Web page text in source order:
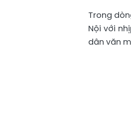
Trong
Nội với
dân văn